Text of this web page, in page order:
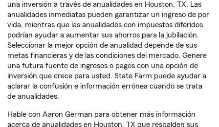
una inversión a través de anualidades en Houston, TX. Las
anualidades inmediatas pueden garantizar un ingreso de por
vida, mientras que las anualidades con impuestos diferidos
podrían ayudar a aumentar sus ahorros para la jubilación.
Seleccionar la mejor opción de anualidad depende de sus
metas financieras y de las condiciones del mercado. Genere
una futura fuente de ingresos o pagos con una opción de
inversión que crece para usted. State Farm puede ayudar a
aclarar la confusión e información errónea cuando se trata
de anualidades.
Hable con Aaron German para obtener más información
acerca de anualidades en Houston, TX que respalden sus